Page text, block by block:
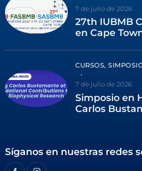
7 de julio de 2026
27th IUBMB
en Cape
CURSOS,
7 de julio de 2026
Simposio en
Carlos
Síganos en nuestras redes